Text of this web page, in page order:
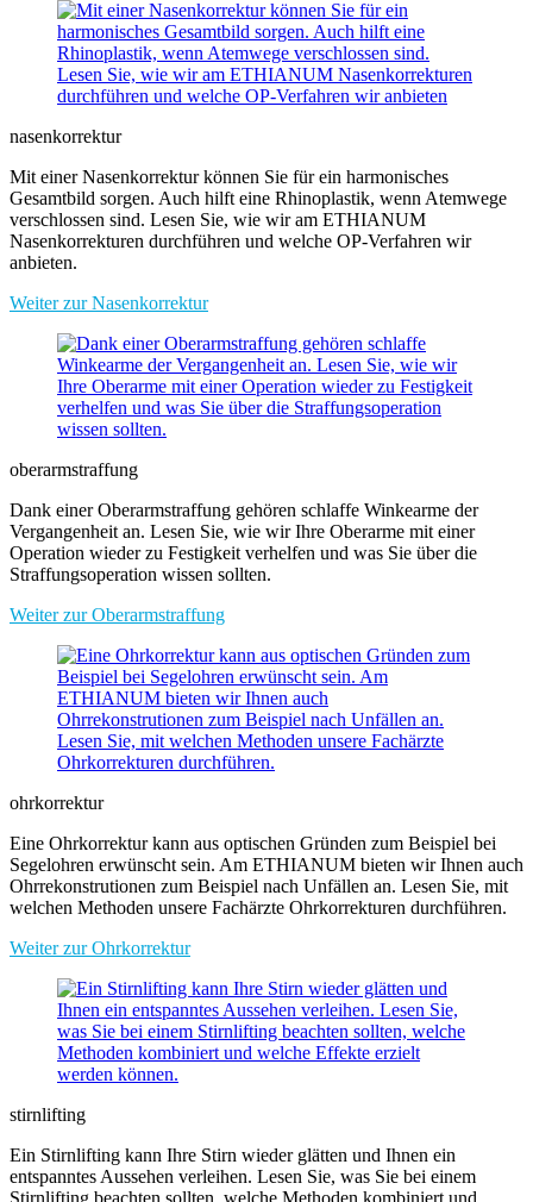
nasenkorrektur
Mit einer Nasenkorrektur können Sie für ein harmonisches
Gesamtbild sorgen. Auch hilft eine Rhinoplastik, wenn Atemwege
verschlossen sind. Lesen Sie, wie wir am ETHIANUM
Nasenkorrekturen durchführen und welche OP-Verfahren wir
anbieten.
Weiter zur Nasenkorrektur
oberarmstraffung
Dank einer Oberarmstraffung gehören schlaffe Winkearme der
Vergangenheit an. Lesen Sie, wie wir Ihre Oberarme mit einer
Operation wieder zu Festigkeit verhelfen und was Sie über die
Straffungsoperation wissen sollten.
Weiter zur Oberarmstraffung
ohrkorrektur
Eine Ohrkorrektur kann aus optischen Gründen zum Beispiel bei
Segelohren erwünscht sein. Am ETHIANUM bieten wir Ihnen auch
Ohrrekonstrutionen zum Beispiel nach Unfällen an. Lesen Sie, mit
welchen Methoden unsere Fachärzte Ohrkorrekturen durchführen.
Weiter zur Ohrkorrektur
stirnlifting
Ein Stirnlifting kann Ihre Stirn wieder glätten und Ihnen ein
entspanntes Aussehen verleihen. Lesen Sie, was Sie bei einem
Stirnlifting beachten sollten, welche Methoden kombiniert und